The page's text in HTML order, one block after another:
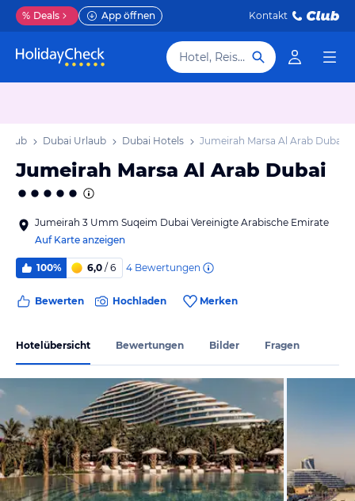
% Deals App öffnen Kontakt
Hotel, Reiseziel
Dubai Urlaub Dubai Hotels Jumeirah Marsa Al Arab Dubai
Jumeirah Marsa Al Arab Dubai
Jumeirah 3 Umm Suqeim Dubai Vereinigte Arabische Emirate
Auf Karte anzeigen
100% 6,0 / 6 4 Bewertungen
Bewerten Hochladen Merken
Hotelübersicht Bewertungen Bilder Fragen